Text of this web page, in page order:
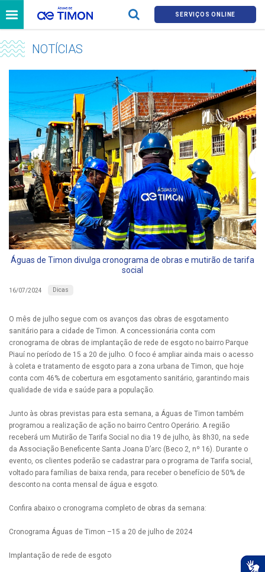
SERVIÇOS ONLINE
NOTÍCIAS
Águas de Timon divulga cronograma de obras e mutirão de tarifa
social
16/07/2024 Dicas
O mês de julho segue com os avanços das obras de esgotamento
sanitário para a cidade de Timon. A concessionária conta com
cronograma de obras de implantação de rede de esgoto no bairro Parque
Piauí no período de 15 a 20 de julho. O foco é ampliar ainda mais o acesso
à coleta e tratamento de esgoto para a zona urbana de Timon, que hoje
conta com 46% de cobertura em esgotamento sanitário, garantindo mais
qualidade de vida e saúde para a população.
Junto às obras previstas para esta semana, a Águas de Timon também
programou a realização de ação no bairro Centro Operário. A região
receberá um Mutirão de Tarifa Social no dia 19 de julho, às 8h30, na sede
da Associação Beneficente Santa Joana D’arc (Beco 2, nº 16). Durante o
evento, os clientes poderão se cadastrar para o programa de Tarifa social,
voltado para famílias de baixa renda, para receber o benefício de 50% de
desconto na conta mensal de água e esgoto.
Confira abaixo o cronograma completo de obras da semana:
Cronograma Águas de Timon –15 a 20 de julho de 2024
Implantação de rede de esgoto